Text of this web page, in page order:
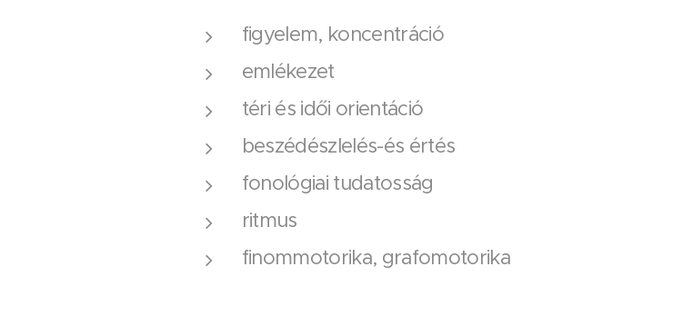
figyelem, koncentráció
emlékezet
téri és idői orientáció
beszédészlelés-és értés
fonológiai tudatosság
ritmus
finommotorika, grafomotorika